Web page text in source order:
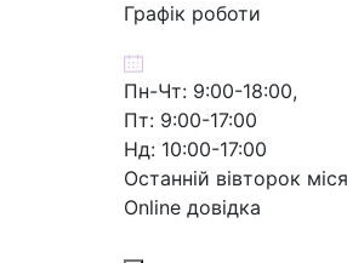
Графік роботи
Пн-Чт: 9:00-18:00,
Пт: 9:00-17:00
Нд: 10:00-17:00
Останній вівторок
Online довідка